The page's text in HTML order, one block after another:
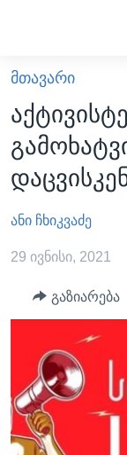
გადადით
მთავარზე
გადადით
მთავარ
ნავიგაციაზე
გადადით
ძიებაზე
ᲐᲮᲐᲚᲘ ᲐᲛᲑᲔᲑᲘ
ᲡᲐᲥᲐᲠᲗᲕᲔᲚᲝ
ᲐᲨᲨ
ᲐᲨᲨ-ᲘᲡ
ᲛᲡᲝᲤᲚᲘᲝ
ᲕᲘᲓᲔᲝᲔᲑᲘ
ᲒᲐᲓᲐᲪᲔᲛᲔᲑᲘ
ᲕᲐᲨᲘᲜᲒᲢᲝᲜᲘ ᲓᲦᲔᲡ
ᲮᲔᲓᲕᲐ
ᲡᲢᲣᲓᲘᲐ
ᲡᲮᲕᲐ ᲡᲘᲐᲮᲚᲔᲔᲑᲘ
ᲞᲝᲚᲘᲢᲘᲙᲐ
ᲔᲙᲝᲜᲝᲛᲘᲙᲐ
ᲯᲐᲜᲛᲠᲗᲔᲚᲝᲑᲐ
ᲠᲣᲡᲔᲗᲘᲡ
Learning English
ᲛᲗᲐᲕᲐᲠᲘ
ანი ჩხიკვაძე
29 ივნისი, 2021
გაზიარება